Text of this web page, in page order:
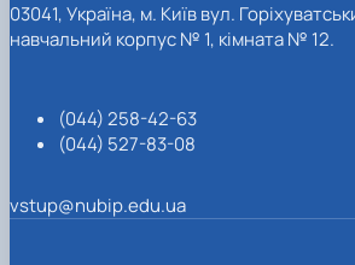
03041, Україна, м. Київ вул.
навчальний корпус № 1, кімната № 12.
(044) 258-42-63
(044) 527-83-08
vstup@nubip.edu.ua